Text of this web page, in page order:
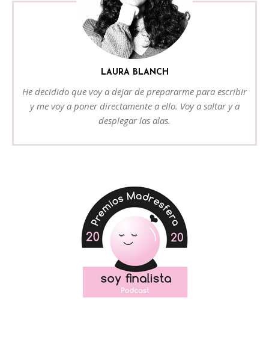
LAURA BLANCH
He decidido que voy a dejar de prepararme para escribir
y me voy a poner directamente a ello. Voy a saltar y a
desplegar las alas.